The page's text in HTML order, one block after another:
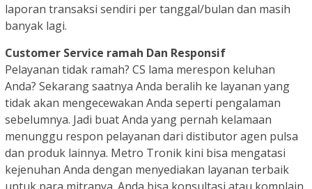
laporan transaksi sendiri per tanggal/bulan dan masih
banyak lagi.
Customer Service ramah Dan Responsif
Pelayanan tidak ramah? CS lama merespon keluhan
Anda? Sekarang saatnya Anda beralih ke layanan yang
tidak akan mengecewakan Anda seperti pengalaman
sebelumnya. Jadi buat Anda yang pernah kelamaan
menunggu respon pelayanan dari distibutor agen pulsa
dan produk lainnya. Metro Tronik kini bisa mengatasi
kejenuhan Anda dengan menyediakan layanan terbaik